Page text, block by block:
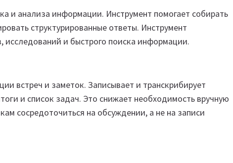
и анализа информации. Инструмент помогает собирать
структурированные ответы. Инструмент
исследований и быстрого поиска информации.
встреч и заметок. Записывает и транскрибирует
и список задач. Это снижает необходимость вручную
сосредоточиться на обсуждении, а не на записи